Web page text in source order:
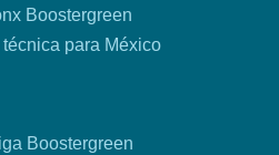
Boostergreen
para México
Boostergreen